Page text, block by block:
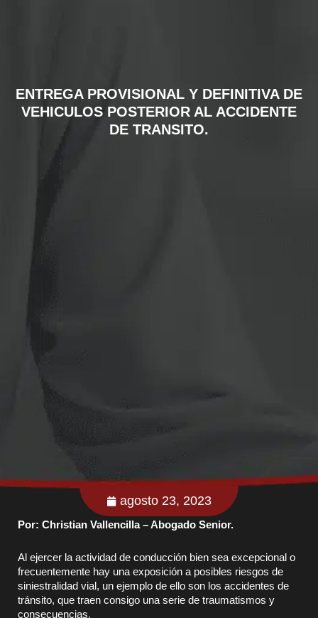
ENTREGA PROVISIONAL Y DEFINITIVA DE
VEHICULOS POSTERIOR AL ACCIDENTE
DE TRANSITO.
agosto 23, 2023
Por: Christian Vallencilla – Abogado Senior.
Al ejercer la actividad de conducción bien sea excepcional o
frecuentemente hay una exposición a posibles riesgos de
siniestralidad vial, un ejemplo de ello son los accidentes de
tránsito, que traen consigo una serie de traumatismos y
consecuencias.